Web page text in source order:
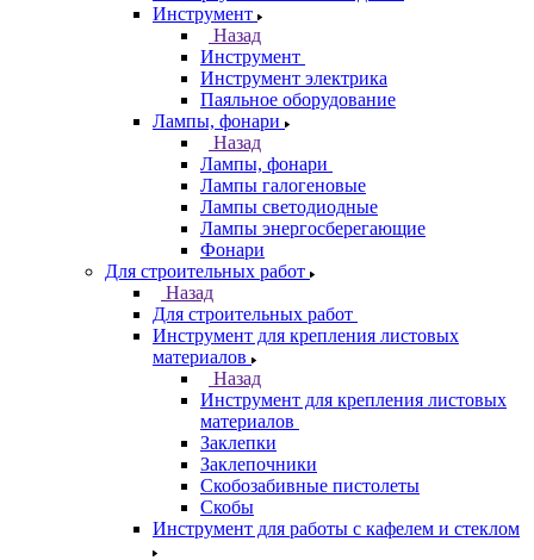
Инструмент
Назад
Инструмент
Инструмент электрика
Паяльное оборудование
Лампы, фонари
Назад
Лампы, фонари
Лампы галогеновые
Лампы светодиодные
Лампы энергосберегающие
Фонари
Для строительных работ
Назад
Для строительных работ
Инструмент для крепления листовых
материалов
Назад
Инструмент для крепления листовых
материалов
Заклепки
Заклепочники
Скобозабивные пистолеты
Скобы
Инструмент для работы с кафелем и стеклом